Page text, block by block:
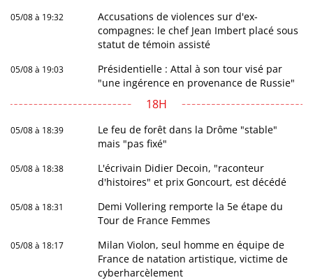
05/08 à 19:32
Accusations de violences sur d'ex-
compagnes: le chef Jean Imbert placé sous
statut de témoin assisté
05/08 à 19:03
Présidentielle : Attal à son tour visé par
"une ingérence en provenance de Russie"
18H
05/08 à 18:39
Le feu de forêt dans la Drôme "stable"
mais "pas fixé"
05/08 à 18:38
L'écrivain Didier Decoin, "raconteur
d'histoires" et prix Goncourt, est décédé
05/08 à 18:31
Demi Vollering remporte la 5e étape du
Tour de France Femmes
05/08 à 18:17
Milan Violon, seul homme en équipe de
France de natation artistique, victime de
cyberharcèlement